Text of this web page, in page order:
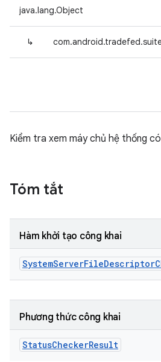
java.lang.Object
↳
Kiểm tra xem máy chủ hệ thống
Tóm tắt
Hàm khởi tạo công khai
SystemServerFileDescriptor
Phương thức công khai
StatusCheckerResult